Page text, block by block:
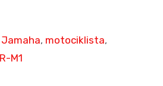
Jamaha, motociklista,
M1